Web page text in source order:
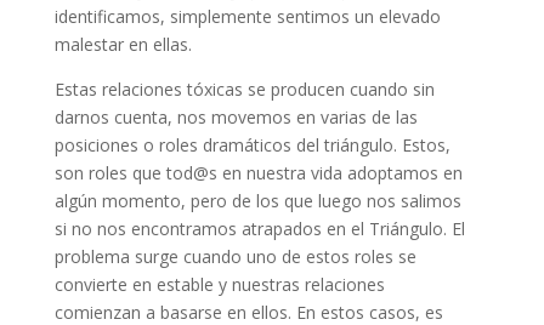
identificamos, simplemente sentimos un elevado
malestar en ellas.
Estas relaciones tóxicas se producen cuando sin
darnos cuenta, nos movemos en varias de las
posiciones o roles dramáticos del triángulo. Estos,
son roles que tod@s en nuestra vida adoptamos en
algún momento, pero de los que luego nos salimos
si no nos encontramos atrapados en el Triángulo. El
problema surge cuando uno de estos roles se
convierte en estable y nuestras relaciones
comienzan a basarse en ellos. En estos casos, es